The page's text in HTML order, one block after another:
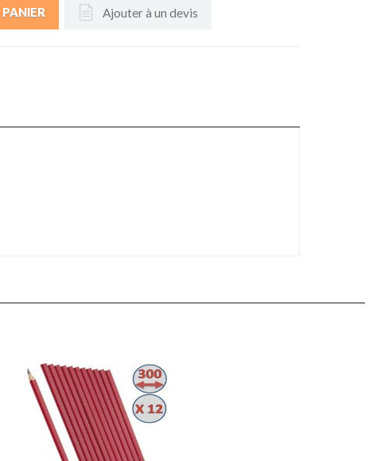
Ajouter à un devis